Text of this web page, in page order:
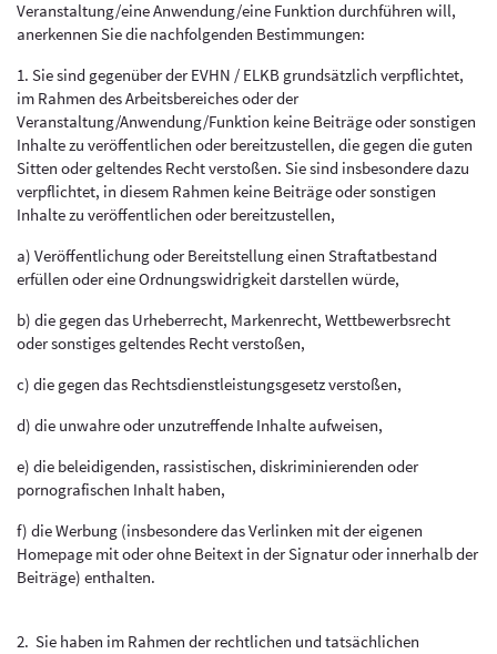
Veranstaltung/eine Anwendung/eine Funktion durchführen will,
anerkennen Sie die nachfolgenden Bestimmungen:
1. Sie sind gegenüber der EVHN / ELKB grundsätzlich verpflichtet,
im Rahmen des Arbeitsbereiches oder der
Veranstaltung/Anwendung/Funktion keine Beiträge oder sonstigen
Inhalte zu veröffentlichen oder bereitzustellen, die gegen die guten
Sitten oder geltendes Recht verstoßen. Sie sind insbesondere dazu
verpflichtet, in diesem Rahmen keine Beiträge oder sonstigen
Inhalte zu veröffentlichen oder bereitzustellen,
a) Veröffentlichung oder Bereitstellung einen Straftatbestand
erfüllen oder eine Ordnungswidrigkeit darstellen würde,
b) die gegen das Urheberrecht, Markenrecht, Wettbewerbsrecht
oder sonstiges geltendes Recht verstoßen,
c) die gegen das Rechtsdienstleistungsgesetz verstoßen,
d) die unwahre oder unzutreffende Inhalte aufweisen,
e) die beleidigenden, rassistischen, diskriminierenden oder
pornografischen Inhalt haben,
f) die Werbung (insbesondere das Verlinken mit der eigenen
Homepage mit oder ohne Beitext in der Signatur oder innerhalb der
Beiträge) enthalten.
2. Sie haben im Rahmen der rechtlichen und tatsächlichen